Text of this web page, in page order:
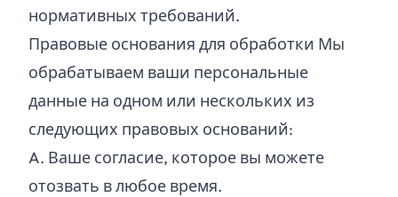
нормативных требований.
Правовые основания для обработки Мы
обрабатываем ваши персональные
данные на одном или нескольких из
следующих правовых оснований:
A. Ваше согласие, которое вы можете
отозвать в любое время.